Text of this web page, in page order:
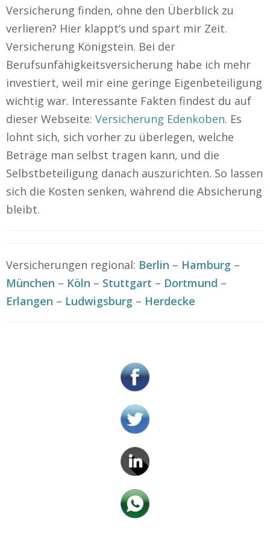
Versicherung finden, ohne den Überblick zu
verlieren? Hier klappt‘s und spart mir Zeit.
Versicherung Königstein. Bei der
Berufsunfähigkeitsversicherung habe ich mehr
investiert, weil mir eine geringe Eigenbeteiligung
wichtig war. Interessante Fakten findest du auf
dieser Webseite: Versicherung Edenkoben. Es
lohnt sich, sich vorher zu überlegen, welche
Beträge man selbst tragen kann, und die
Selbstbeteiligung danach auszurichten. So lassen
sich die Kosten senken, während die Absicherung
bleibt.
Versicherungen regional: Berlin – Hamburg –
München – Köln – Stuttgart – Dortmund –
Erlangen – Ludwigsburg – Herdecke